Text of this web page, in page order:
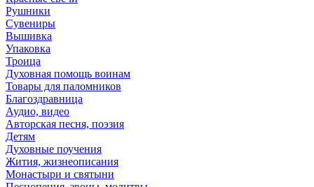
Рушники
Сувениры
Вышивка
Упаковка
Троица
Духовная помощь воинам
Товары для паломников
Благоздравница
Аудио, видео
Авторская песня, поэзия
Детям
Духовные поучения
Жития, жизнеописания
Монастыри и святыни